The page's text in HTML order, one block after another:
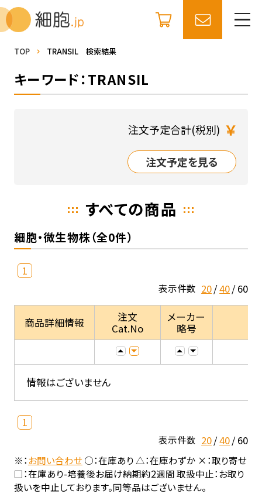
TOP TRANSIL 検索結果
キーワード：TRANSIL
注文予定合計(税別) ￥
注文予定を見る
すべての商品
細胞・微生物株（全0件）
1
表示件数 20 40 60
商品詳細情報
注文
Cat.No
メーカー
略号
情報はございません
1
表示件数 20 40 60
※：お問い合わせ○：在庫あり △：在庫わずか ×：取り寄せ
□：在庫あり-培養後お届け納期約2週間 取扱中止：お取り
扱いを中止しております。同等品はございません。